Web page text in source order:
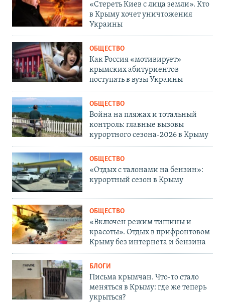
«Стереть Киев с лица земли». Кто
в Крыму хочет уничтожения
Украины
ОБЩЕСТВО
Как Россия «мотивирует»
крымских абитуриентов
поступать в вузы Украины
ОБЩЕСТВО
Война на пляжах и тотальный
контроль: главные вызовы
курортного сезона-2026 в Крыму
ОБЩЕСТВО
«Отдых с талонами на бензин»:
курортный сезон в Крыму
ОБЩЕСТВО
«Включен режим тишины и
красоты». Отдых в прифронтовом
Крыму без интернета и бензина
БЛОГИ
Письма крымчан. Что-то стало
меняться в Крыму: где же теперь
укрыться?